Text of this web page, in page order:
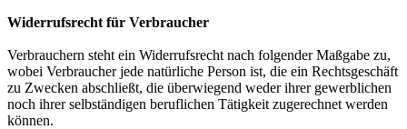
Widerrufsrecht für Verbraucher
Verbrauchern steht ein Widerrufsrecht nach folgender Maßgabe zu,
wobei Verbraucher jede natürliche Person ist, die ein Rechtsgeschäft
zu Zwecken abschließt, die überwiegend weder ihrer gewerblichen
noch ihrer selbständigen beruflichen Tätigkeit zugerechnet werden
können.